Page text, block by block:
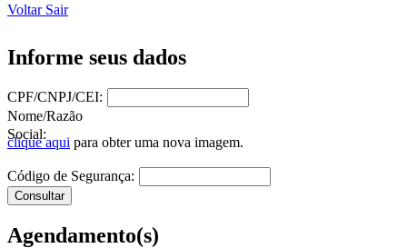
Voltar Sair
Informe seus dados
CPF/CNPJ/CEI:
Nome/Razão
Social:
clique aqui para obter uma nova imagem.
Código de Segurança:
Agendamento(s)